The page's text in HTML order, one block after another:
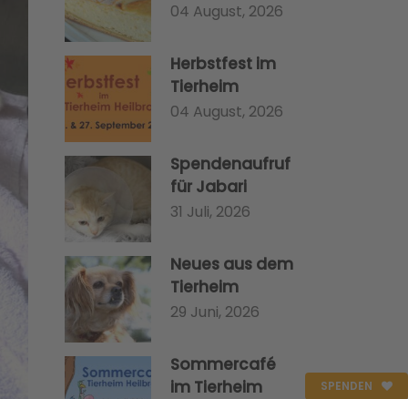
SPENDEN
04 August, 2026
Herbstfest im
Tierheim
04 August, 2026
Spendenaufruf
für Jabari
31 Juli, 2026
Neues aus dem
Tierheim
29 Juni, 2026
Sommercafé
im Tierheim